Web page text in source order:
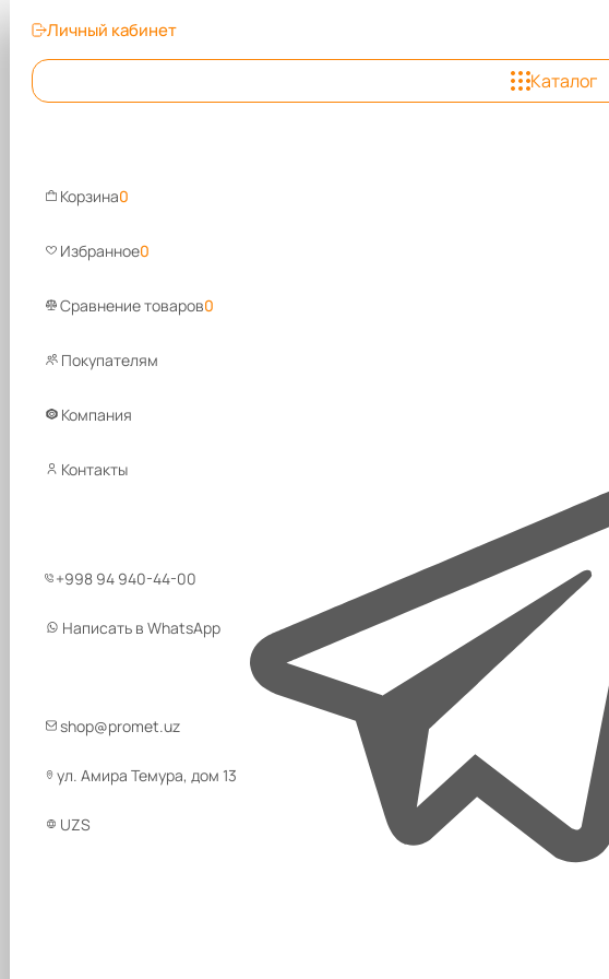
Личный кабинет
Каталог
Корзина0
Избранное0
Сравнение товаров0
Покупателям
Компания
Контакты
+998 94 940-44-00
Написать в WhatsApp
shop@promet.uz
ул. Амира Темура, дом 13
UZS